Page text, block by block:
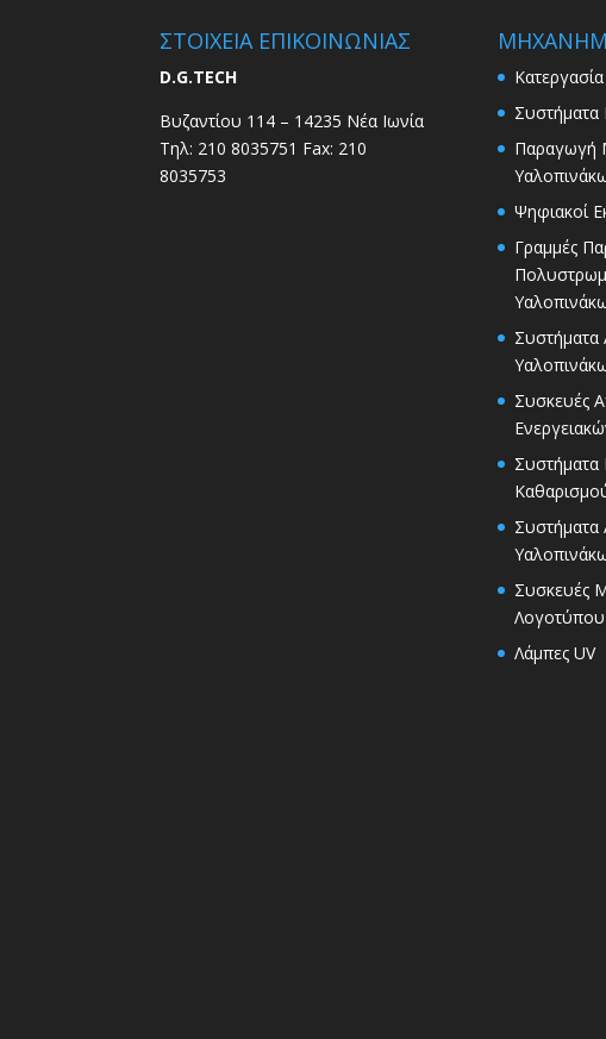
ΣΤΟΙΧΕΙΑ ΕΠΙΚΟΙΝΩΝΙΑΣ
D.G.TECH
Βυζαντίου 114 – 14235 Νέα Ιωνία
Τηλ: 210 8035751 Fax: 210
8035753
Συστήματα
Παραγωγή
Ψηφιακοί
Γραμμές
Συσκευές
Συστήματα
Συσκευές
Λάμπες UV